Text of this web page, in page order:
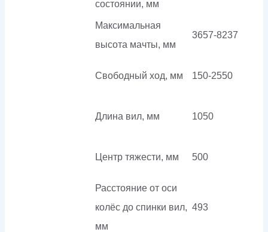
состоянии, мм
Максимальная
высота мачты, мм
3657-8237
Свободный ход, мм 150-2550
Длина вил, мм 1050
Центр тяжести, мм 500
Расстояние от оси
колёс до спинки вил,
мм
493